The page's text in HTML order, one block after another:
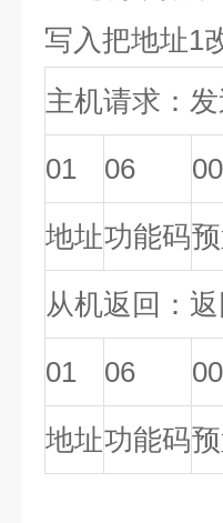
写入把地址1
主机请求：
01 06
地址功能码
从机返回：
01 06
地址功能码